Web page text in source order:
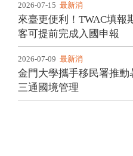
2026-07-15 最新消
息
來臺更便利！TWAC填報
客可提前完成入國申報
2026-07-09 最新消
息
金門大學攜手移民署推
三通國境管理